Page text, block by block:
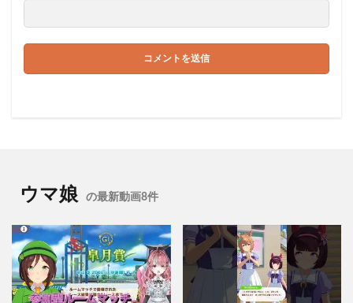
ウマ娘 の最新動画8件